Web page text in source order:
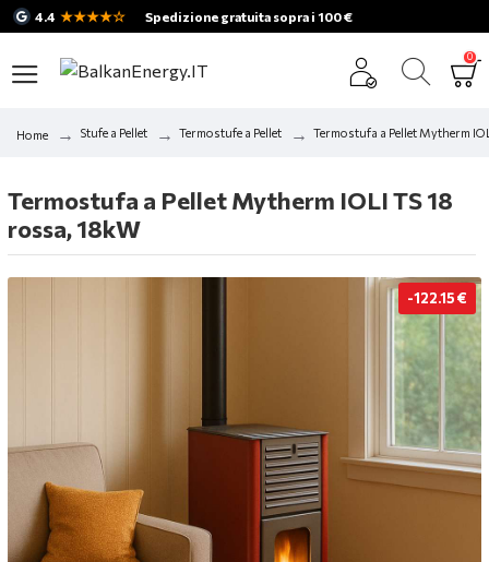
4.4 ★★★★☆ Spedizione gratuita sopra i 100 €
0
Home Stufe a Pellet Termostufe a Pellet Termostufa a Pellet Mytherm
Termostufa a Pellet Mytherm IOLI TS 18
rossa, 18kW
-122.15 €